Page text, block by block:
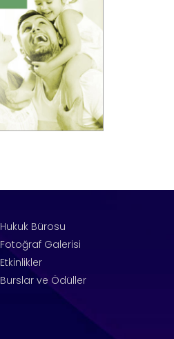
Hukuk Bürosu
Fotoğraf Galerisi
Etkinlikler
Burslar ve Ödüller